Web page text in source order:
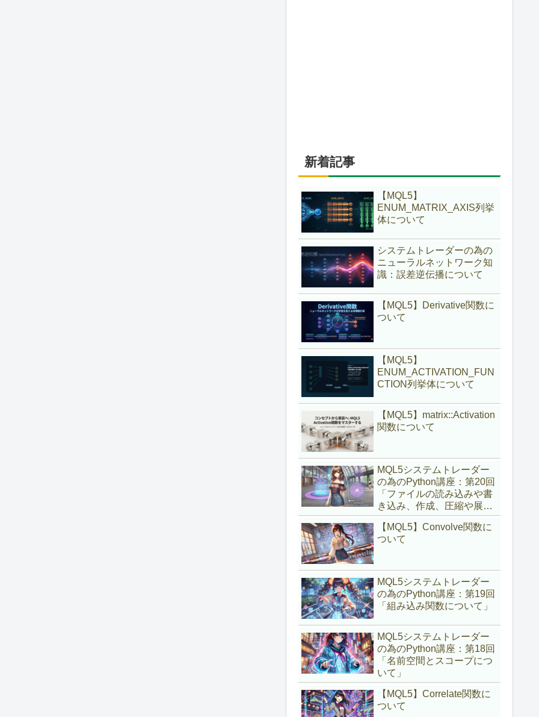
新着記事
【MQL5】
ENUM_MATRIX_AXIS列挙
体について
システムトレーダーの為の
ニューラルネットワーク知
識：誤差逆伝播について
【MQL5】Derivative関数に
ついて
【MQL5】
ENUM_ACTIVATION_FUN
CTION列挙体について
【MQL5】matrix::Activation
関数について
MQL5システムトレーダー
の為のPython講座：第20回
「ファイルの読み込みや書
き込み、作成、圧縮や展開
について」
【MQL5】Convolve関数に
ついて
MQL5システムトレーダー
の為のPython講座：第19回
「組み込み関数について」
MQL5システムトレーダー
の為のPython講座：第18回
「名前空間とスコープにつ
いて」
【MQL5】Correlate関数に
ついて